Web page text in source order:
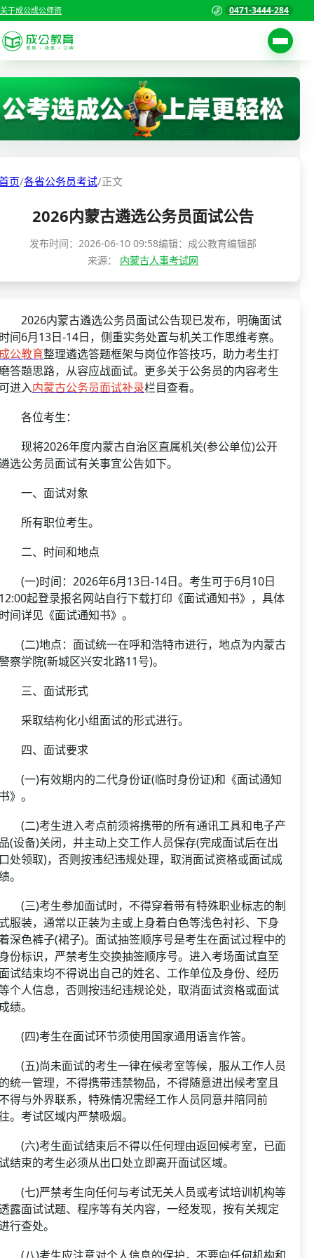
关于成公成公师资 0471-3444-284
考试公告
职位表
准考证打印
考试政策
资格复审
面试补录
历年真题
公务员课程
首页
国家公务员考试
警察/辅警考试
国企/银行考试
页/各省公务员考试/正文
2026内蒙古遴选公务员面试公告
发布时间： 2026-06-10 09:58编辑：成公教育编辑部
来源： 内蒙古人事考试网
内蒙古遴选公务员面试公告现已发布，明确面试
间6月13日-14日，侧重实务处置与机关工作思维考察。
公教育整理遴选答题框架与岗位作答技巧，助力考生打
答题思路，从容应战面试。更多关于公务员的内容考生
进入内蒙古公务员面试补录栏目查看。
位考生：
将2026年度内蒙古自治区直属机关(参公单位)公开
选公务员面试有关事宜公告如下。
、面试对象
有职位考生。
、时间和地点
一)时间：2026年6月13日-14日。考生可于6月10日
起登录报名网站自行下载打印《面试通知书》，具体
间详见《面试通知书》。
二)地点：面试统一在呼和浩特市进行，地点为内蒙古
察学院(新城区兴安北路11号)。
、面试形式
取结构化小组面试的形式进行。
、面试要求
一)有效期内的二代身份证(临时身份证)和《面试通知
》。
二)考生进入考点前须将携带的所有通讯工具和电子产
(设备)关闭，并主动上交工作人员保存(完成面试后在出
处领取)，否则按违纪违规处理，取消面试资格或面试成
。
三)考生参加面试时，不得穿着带有特殊职业标志的制
服装，通常以正装为主或上身着白色等浅色衬衫、下身
深色裤子(裙子)。面试抽签顺序号是考生在面试过程中的
份标识，严禁考生交换抽签顺序号。进入考场面试直至
试结束均不得说出自己的姓名、工作单位及身份、经历
个人信息，否则按违纪违规论处，取消面试资格或面试
绩。
四)考生在面试环节须使用国家通用语言作答。
五)尚未面试的考生一律在候考室等候，服从工作人员
统一管理，不得携带违禁物品，不得随意进出候考室且
得与外界联系，特殊情况需经工作人员同意并陪同前
。考试区域内严禁吸烟。
六)考生面试结束后不得以任何理由返回候考室，已面
结束的考生必须从出口处立即离开面试区域。
七)严禁考生向任何与考试无关人员或考试培训机构等
露面试试题、程序等有关内容，一经发现，按有关规定
行查处。
八)考生应注意对个人信息的保护，不要向任何机构和